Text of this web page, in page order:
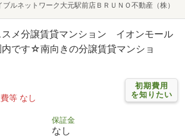
ブルネットワーク大元駅前店ＢＲＵＮＯ不動産（株）
スメ分譲賃貸マンション イオンモール
です☆南向きの分譲賃貸マンショ
初期費用
を知りたい
等 なし
保証金
なし